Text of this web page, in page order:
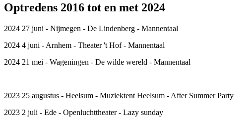
Optredens 2016 tot en met 2024
2024 27 juni - Nijmegen - De Lindenberg - Mannentaal
2024 4 juni - Arnhem - Theater 't Hof - Mannentaal
2024 21 mei - Wageningen - De wilde wereld - Mannentaal
2023 25 augustus - Heelsum - Muziektent Heelsum - After Summer Party
2023 2 juli - Ede - Openluchttheater - Lazy sunday